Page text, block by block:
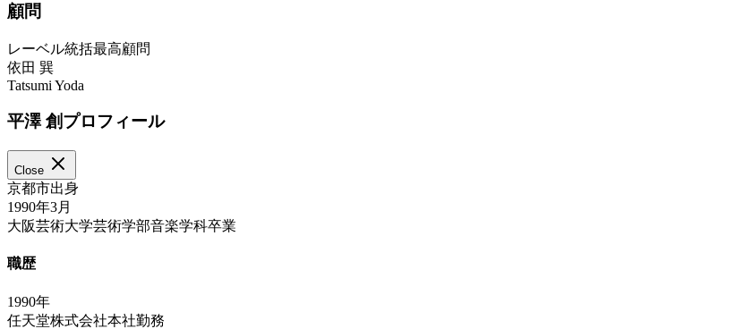
顧問
レーベル統括最高顧問
依田 巽
Tatsumi Yoda
平澤 創プロフィール
Close
京都市出身
1990年3月
大阪芸術大学芸術学部音楽学科卒業
職歴
1990年
任天堂株式会社本社勤務